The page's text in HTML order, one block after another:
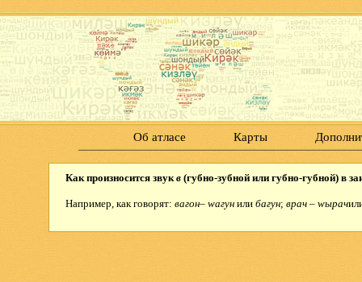
Об атласе Карты
Как произносится звукв (губно-зубной или губно-губной) в
Например, как говорят: вагон– wагун или багун; врач – wырач